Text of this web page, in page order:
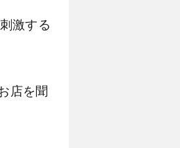
激する
店を聞